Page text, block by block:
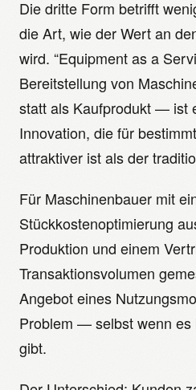
Die dritte Form betrifft
die Art, wie der Wert an
wird. “Equipment as a
Bereitstellung von
statt als Kaufprodukt — ist
Innovation, die für
attraktiver ist als der
Für Maschinenbauer mit
Stückkostenoptimierung
Produktion und einem
Transaktionsvolumen
Angebot eines
Problem — selbst wenn es
gibt.